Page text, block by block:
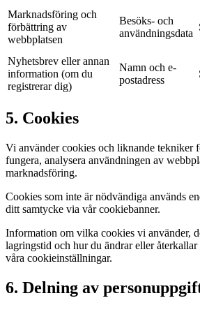
Marknadsföring och
förbättring av
webbplatsen
Besöks- och
användningsdata
Nyhetsbrev eller annan
information (om du
registrerar dig)
Namn och e-
postadress
5. Cookies
Vi använder cookies och liknande tekniker
fungera, analysera användningen av
marknadsföring.
Cookies som inte är nödvändiga används
ditt samtycke via vår cookiebanner.
Information om vilka cookies vi använder,
lagringstid och hur du ändrar eller
våra cookieinställningar.
6. Delning av